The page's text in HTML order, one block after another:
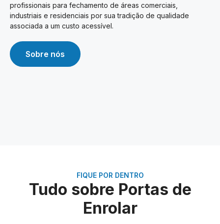
profissionais para fechamento de áreas comerciais,
industriais e residenciais por sua tradição de qualidade
associada a um custo acessível.
Sobre nós
FIQUE POR DENTRO
Tudo sobre Portas de
Enrolar